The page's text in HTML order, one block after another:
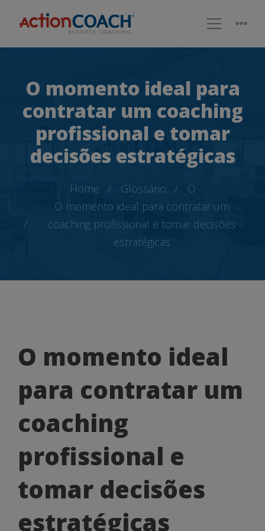
O momento ideal para
contratar um coaching
profissional e tomar
decisões estratégicas
Home Glossário
O
O momento ideal para contratar um
coaching profissional e tomar decisões
estratégicas
O
momento
ideal
para
contratar
um
coaching
profissional
O momento ideal
para contratar um
coaching
profissional e
tomar decisões
estratégicas